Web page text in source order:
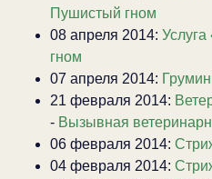
Пушистый гном
08 апреля 2014: Услуга
гном
07 апреля 2014:
21 февраля 2014:
- Вызывная
06 февраля 2014:
04 февраля 2014: